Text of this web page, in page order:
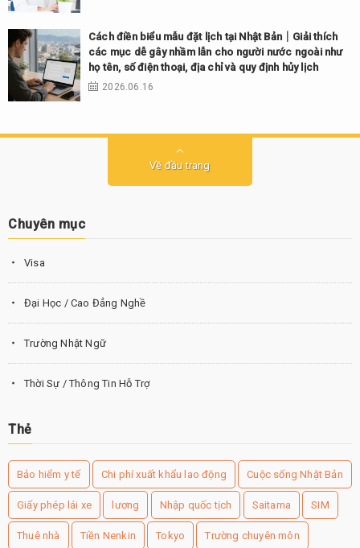
Cách điền biểu mẫu đặt lịch tại Nhật Bản｜Giải thích
các mục dễ gây nhầm lẫn cho người nước ngoài như
họ tên, số điện thoại, địa chỉ và quy định hủy lịch
2026.06.16
Về đầu trang
Chuyên mục
Visa
Đại Học / Cao Đẳng Nghề
Trường Nhật Ngữ
Thời Sự / Thông Tin Hỗ Trợ
Thẻ
Bảo hiểm y tế Chi phí xuất khẩu lao động Cuộc sống Nhật Bản
Giấy phép lái xe lương Nhập quốc tịch Saitama SIM
Thuê nhà Tiền Nenkin Tokyo Trường chuyên môn